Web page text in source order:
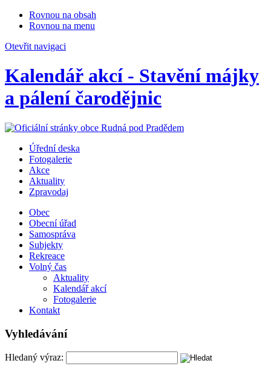
Rovnou na obsah
Rovnou na menu
Otevřit navigaci
Kalendář akcí - Stavění májky
a pálení čarodějnic
Úřední deska
Fotogalerie
Akce
Aktuality
Zpravodaj
Obec
Obecní úřad
Samospráva
Subjekty
Rekreace
Volný čas
Aktuality
Kalendář akcí
Fotogalerie
Kontakt
Vyhledávání
Hledaný výraz: